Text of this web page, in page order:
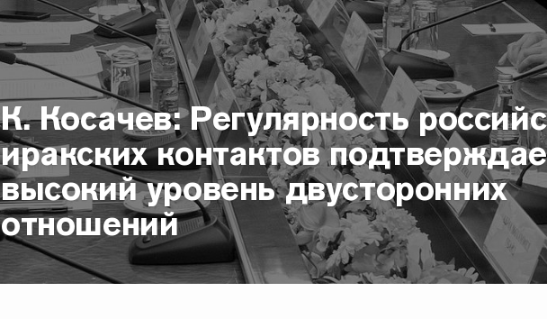
К. Косачев: Регулярность
иракских контактов
высокий уровень двусторонних
отношений